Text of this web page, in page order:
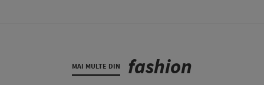
MAI MULTE DIN fashion